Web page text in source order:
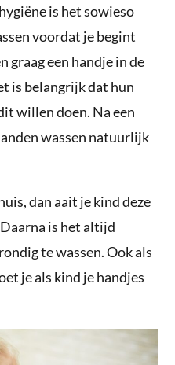
is het sowieso
voordat je begint
graag een handje in de
is belangrijk dat hun
willen doen. Na een
wassen natuurlijk
dan aait je kind deze
is het altijd
te wassen. Ook als
je als kind je handjes